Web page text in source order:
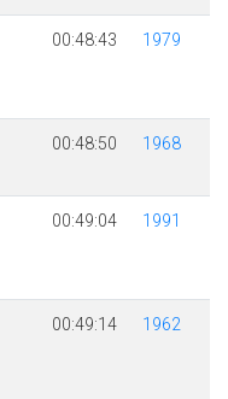
00:48:43 1979
00:48:50 1968
00:49:04 1991
00:49:14 1962